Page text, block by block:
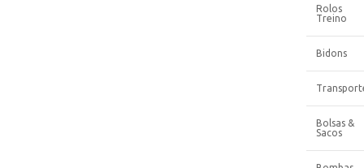
Rolos
Treino
Bidons
Bolsas &
Sacos